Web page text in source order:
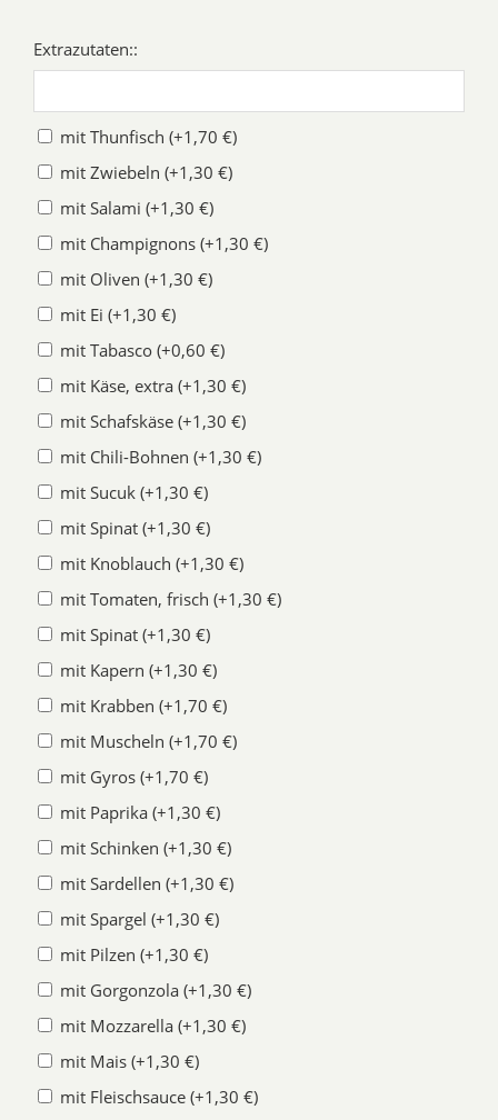
Extrazutaten::
mit Thunfisch (+1,70 €)
mit Zwiebeln (+1,30 €)
mit Salami (+1,30 €)
mit Champignons (+1,30 €)
mit Oliven (+1,30 €)
mit Ei (+1,30 €)
mit Tabasco (+0,60 €)
mit Käse, extra (+1,30 €)
mit Schafskäse (+1,30 €)
mit Chili-Bohnen (+1,30 €)
mit Sucuk (+1,30 €)
mit Spinat (+1,30 €)
mit Knoblauch (+1,30 €)
mit Tomaten, frisch (+1,30 €)
mit Spinat (+1,30 €)
mit Kapern (+1,30 €)
mit Krabben (+1,70 €)
mit Muscheln (+1,70 €)
mit Gyros (+1,70 €)
mit Paprika (+1,30 €)
mit Schinken (+1,30 €)
mit Sardellen (+1,30 €)
mit Spargel (+1,30 €)
mit Pilzen (+1,30 €)
mit Gorgonzola (+1,30 €)
mit Mozzarella (+1,30 €)
mit Mais (+1,30 €)
mit Fleischsauce (+1,30 €)